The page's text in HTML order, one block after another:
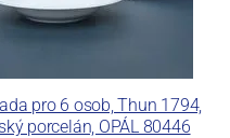
pro 6 osob, Thun 1794,
porcelán, OPÁL 80446